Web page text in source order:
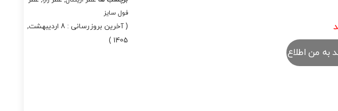
به من اطلاع بده
فول سایز
( آخرین بروزرسانی : 8 اردیبهشت,
1405 )